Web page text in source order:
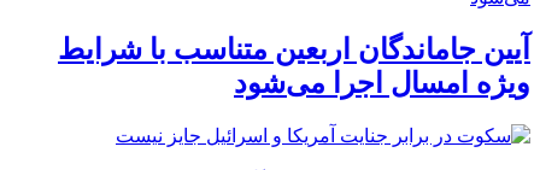
آیین جاماندگان اربعین متناسب با شرایط
ویژه امسال اجرا می‌شود